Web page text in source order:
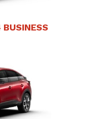
BUSINESS